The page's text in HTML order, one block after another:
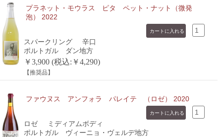
プラネット・モウラス ピタ ペット・ナット（微発
泡） 2022
スパークリング
辛口
ポルトガル ダン地方
￥3,900 (税込:￥4,290)
【推奨品】
ファウヌス アンフォラ パレイテ （ロゼ） 2020
ロゼ
ミディアムボディ
ポルトガル ヴィーニョ・ヴェルデ地方